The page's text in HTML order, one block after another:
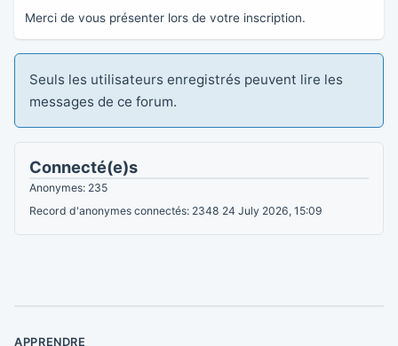
Merci de vous présenter lors de votre inscription.
Seuls les utilisateurs enregistrés peuvent lire les
messages de ce forum.
Connecté(e)s
Anonymes: 235
Record d'anonymes connectés: 2348 24 July 2026, 15:09
APPRENDRE